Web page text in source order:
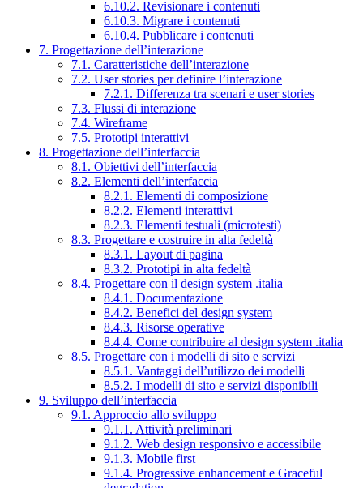
6.10.2. Revisionare i contenuti
6.10.3. Migrare i contenuti
6.10.4. Pubblicare i contenuti
7. Progettazione dell’interazione
7.1. Caratteristiche dell’interazione
7.2. User stories per definire l’interazione
7.2.1. Differenza tra scenari e user stories
7.3. Flussi di interazione
7.4. Wireframe
7.5. Prototipi interattivi
8. Progettazione dell’interfaccia
8.1. Obiettivi dell’interfaccia
8.2. Elementi dell’interfaccia
8.2.1. Elementi di composizione
8.2.2. Elementi interattivi
8.2.3. Elementi testuali (microtesti)
8.3. Progettare e costruire in alta fedeltà
8.3.1. Layout di pagina
8.3.2. Prototipi in alta fedeltà
8.4. Progettare con il design system .italia
8.4.1. Documentazione
8.4.2. Benefici del design system
8.4.3. Risorse operative
8.4.4. Come contribuire al design system .italia
8.5. Progettare con i modelli di sito e servizi
8.5.1. Vantaggi dell’utilizzo dei modelli
8.5.2. I modelli di sito e servizi disponibili
9. Sviluppo dell’interfaccia
9.1. Approccio allo sviluppo
9.1.1. Attività preliminari
9.1.2. Web design responsivo e accessibile
9.1.3. Mobile first
9.1.4. Progressive enhancement e Graceful